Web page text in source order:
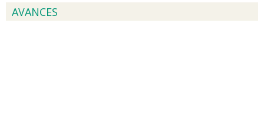
AVANCES